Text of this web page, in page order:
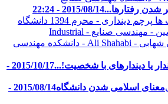
شدن رفتارها...2015/08/14 - 22:24
یا دیندارهای با شخصیت!...
2015/10/17 -
معنای اسلامی شدن دانشگاه
2015/08/14 -